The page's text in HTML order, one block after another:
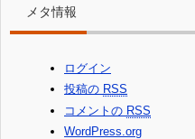
メタ情報
ログイン
投稿の RSS
コメントの RSS
WordPress.org